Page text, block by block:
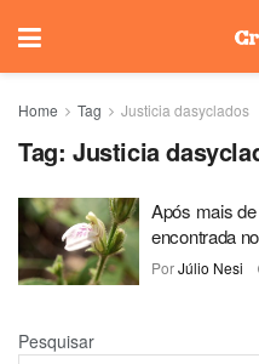
Home Tag Justicia dasyclados
Tag: Justicia
Após mais
encontrada
PorJúlio Nesi
Pesquisar